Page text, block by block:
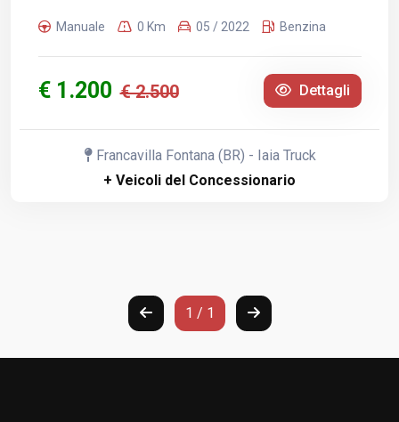
Manuale 0 Km 05 / 2022 Benzina
€ 1.200 € 2.500 Dettagli
Francavilla Fontana (BR) - Iaia Truck
+ Veicoli del Concessionario
1 / 1